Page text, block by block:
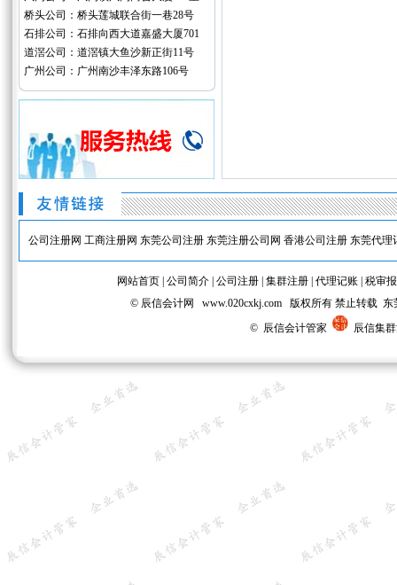
桥头公司：桥头莲城联合街一巷28号
石排公司：石排向西大道嘉盛大厦701
道滘公司：道滘镇大鱼沙新正街11号
广州公司：广州南沙丰泽东路106号
公司注册网 工商注册网 东莞公司注册 东莞注册公司网 香港公司注册 东莞代理
网站首页 公司简介 公司注册 集群注册 代理记账 税审
© 辰信会计网 www.020cxkj.com 版权所有 禁止转载
© 辰信会计管家
辰信集